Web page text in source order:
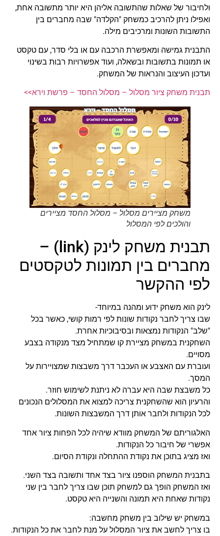
ולחיבור של שאלות שהתשובה אליהן היא יותר מתשובה אחת,
ואפילו ניתן להרכיב כמשחק "הקלדה" שבה מחברים בין
התשובות השונות ומרכיבים מילה.
התבנית גמישה ומאפשרת הרכבה עם או בלי סדר, עם טקסט
או תמונות בתשובות ובשאלה, ועוד אפשרויות רבות בשינוי
ועדכון העיצוב והנראות של המשחק.
תבנית משחק ציור מסלול – מסלול החסד – פרשת וירא>>
משחק מציירים מסלול – מסלול החסד מציירים
והולכים לפי המסלול
תבנית משחק לינק (link) –
מחברים בין תמונות לטקסטים
לפי ההקשר
לינק הוא משחק ידוע ומהנה במיוחד-
שבו צריך לחבר נקודות שונות לפי רמות קושי, כאשר בכל
"שלב" הנקודות נמצאות ובסיבוכיות אחרת.
השחקנית במשחק מציירת קו שמתחיל מצד מנקודה בצבע
מסויים.
ועוברת עם האצבע או העכבר דרך משבצות שמצויירות על
המסך.
כל משבצת שבה היא עברה לא ניתנת לשימוש חוזר.
והרעיון הוא שהשחקנית צריכה למצוא את המסלולים הנכונים
לכל הנקודות ולחבר אותן דרך המשבצות השונות.
האלגוריתם של המשחק מוודא שיהיה לכל הפחות ציור אחד
אפשרי של חיבור כל הנקודות.
ואז מציג בתוכן את נקודת ההתחלה ונקודת הסיום.
בתבנית המשחק הוספנו ציור בצד אחד ותשובה בצד השני.
ואז המשחק הופך גם למשחק תוכן שבו צריך לחבר בין שני
נקודות שאחת היא תמונה והשנייה היא טקסט.
במשחק יש שילוב בין משחק מחשבה:
בו צריך לחשב את ציור המסלול על מנת לחבר את כל הנקודות.